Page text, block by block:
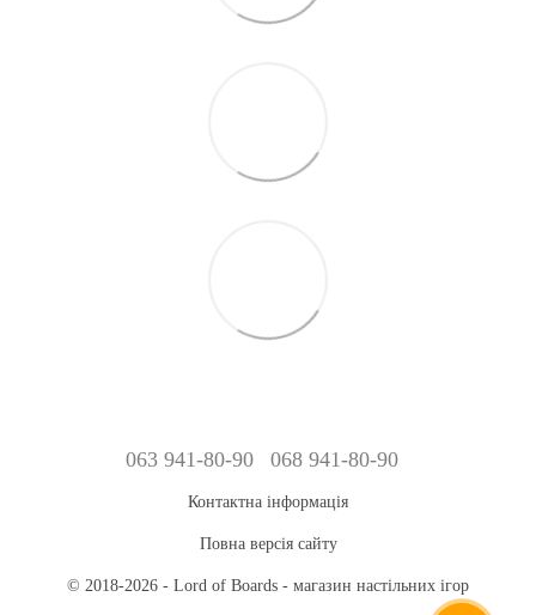
063 941-80-90 068 941-80-90
Контактна інформація
Повна версія сайту
© 2018-2026 - Lord of Boards - магазин настільних ігор